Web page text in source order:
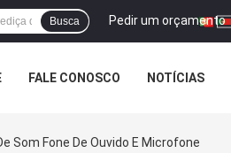
Pedir um orçamento
Busca
FALE CONOSCO NOTÍCIAS
Som Fone De Ouvido E Microfone